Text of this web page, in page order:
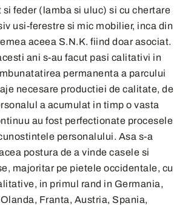
si feder (lamba si uluc) si cu chertare
usi-ferestre si mic mobilier, inca din
aceea S.N.K. fiind doar asociat.
ani s-au facut pasi calitativi in
permanenta a parcului
necesare productiei de calitate, de
a acumulat in timp o vasta
au fost perfectionate procesele
personalului. Asa s-a
postura de a vinde casele si
majoritar pe pietele occidentale, cu
in primul rand in Germania,
Franta, Austria, Spania,